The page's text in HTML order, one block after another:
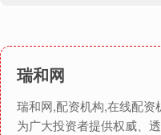
瑞和网
瑞和网,配资机构,在线配
为广大投资者提供权威、